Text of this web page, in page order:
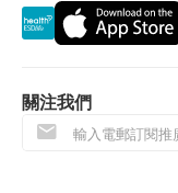
郵以確認身份
預防疫苗產品
廢。
訂購一經確
三者及／或退
客戶注射肝
關注我們